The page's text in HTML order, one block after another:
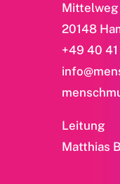
Mittelweg
20148
+49 40
Leitung
Matthias